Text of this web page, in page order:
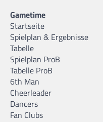
Gametime
Startseite
Spielplan & Ergebnisse
Tabelle
Spielplan ProB
Tabelle ProB
6th Man
Cheerleader
Dancers
Fan Clubs